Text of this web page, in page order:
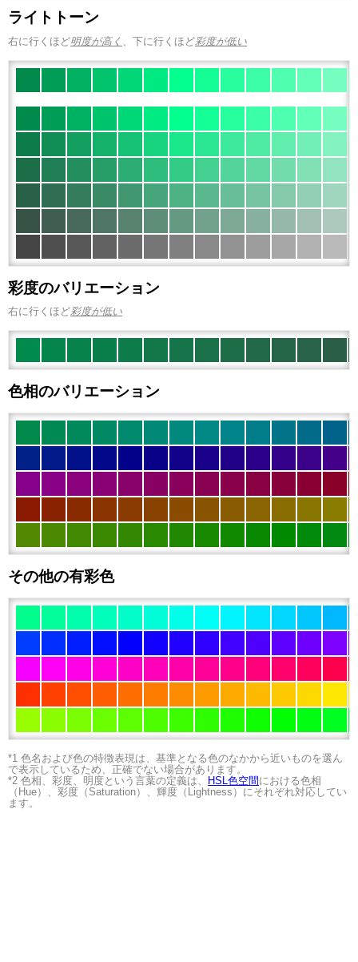
ライトトーン
右に行くほど明度が高く 、下に行くほど彩度が低い
彩度のバリエーション
右に行くほど彩度が低い
色相のバリエーション
その他の有彩色
*1 色名および色の特徴表現は、基準となる色のなかから近いものを選ん
で表示しているため、正確でない場合があります。
*2 色相、彩度、明度という言葉の定義は、
HSL色空間 における色相
（Hue）、彩度（Saturation）、輝度（Lightness）にそれぞれ対応してい
ます。